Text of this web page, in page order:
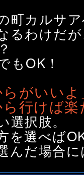
町カルサ
るわけだ
もOK！
がいい
ら行けば
選択肢。
を選べば
んだ場合